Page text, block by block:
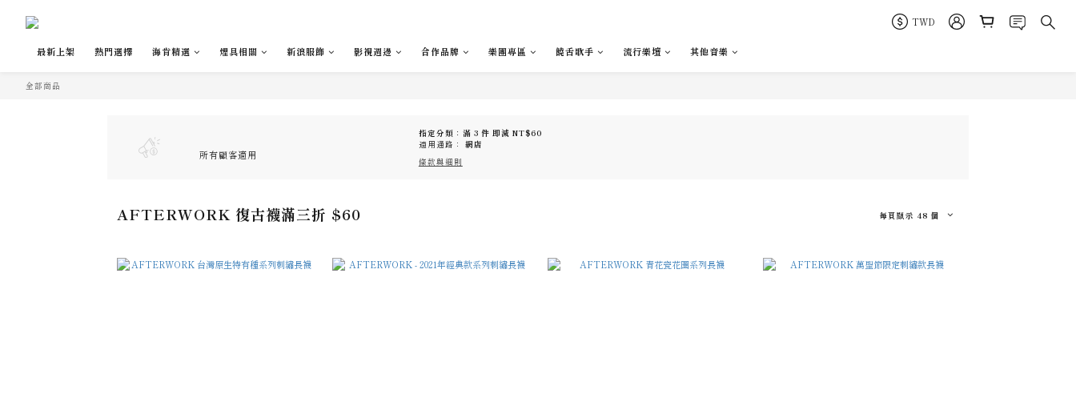
TWD
最新上架 熱門選擇 海肯精選 煙具相關 新浪服飾 影視週邊 合作品牌 樂團專區 饒舌歌手 流行樂壇 其他音樂
全部商品
所有顧客適用
指定分類：滿 3 件 即減 NT$60
適用通路： 網店
條款與細則
AFTERWORK 復古襪滿三折 $60 每頁顯示 48 個